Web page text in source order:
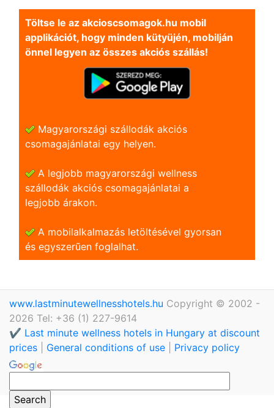
Töltse le az akcioscsomagok.hu mobil
applikációt, hogy minden kütyüjén, mobilján
önnel legyen az összes akciós szállás!
Magyarországi szállodák akciós
csomagajánlatai egy helyen.
A legjobb magyarországi wellness
szállodák akciós csomagajánlatai a
legjobb árakon.
A mobilalkalmazás letöltésével gyorsan
és egyszerũen foglalhat.
www.lastminutewellnesshotels.hu Copyright © 2002 -
2026 Tel: +36 (1) 227-9614
✔️ Last minute wellness hotels in Hungary at discount
prices
General conditions of use Privacy policy